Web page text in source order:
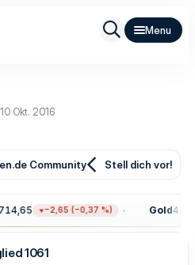
E
e
a
m
10 Okt. 2016
Community Stell dich vor!
−2,65 (−0,37 %) Gold
1061